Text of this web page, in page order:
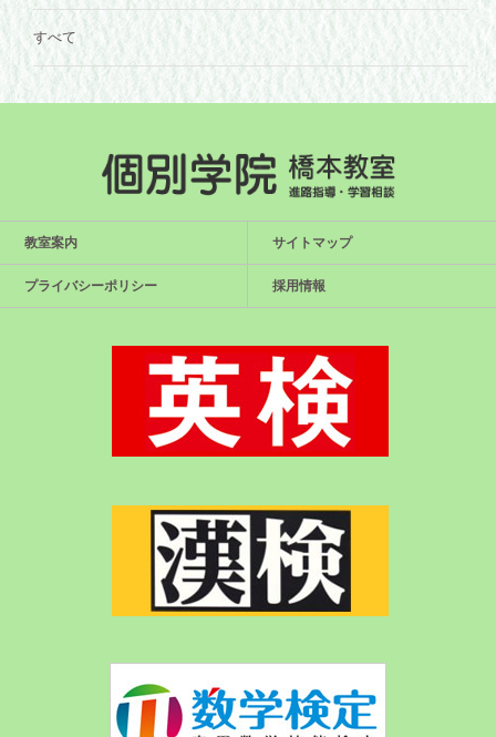
すべて
教室案内 サイトマップ
プライバシーポリシー 採用情報